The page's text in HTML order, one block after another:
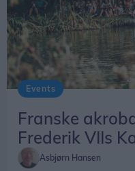
Events
Franske
Frederik VIIs
Asbjørn Hansen